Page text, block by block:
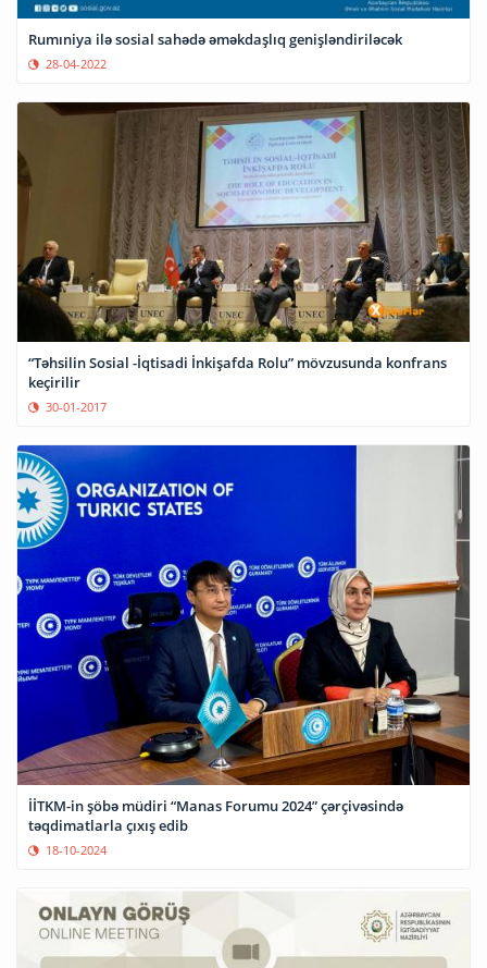
Rumıniya ilə sosial sahədə əməkdaşlıq genişləndiriləcək
28-04-2022
“Təhsilin Sosial -İqtisadi İnkişafda Rolu” mövzusunda konfrans
keçirilir
30-01-2017
İİTKM-in şöbə müdiri “Manas Forumu 2024” çərçivəsində
təqdimatlarla çıxış edib
18-10-2024